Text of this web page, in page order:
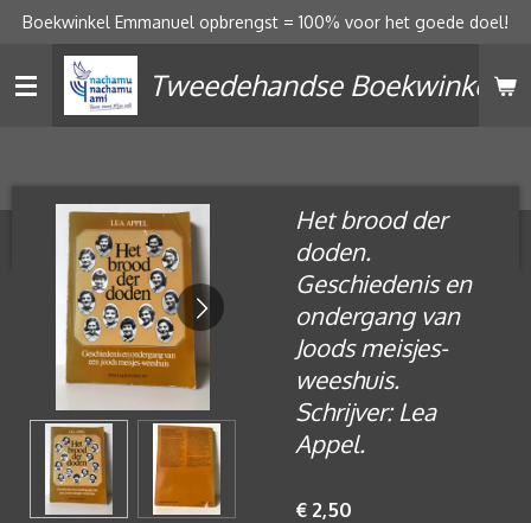
Ga
naar
hoofdinhoud
Tweedehandse Boekwinkel
Boekwinkel Emmanuel opbrengst = 100% voor het goede doel!
Het brood der
doden.
Geschiedenis en
ondergang van
Joods meisjes-
weeshuis.
Schrijver: Lea
Appel.
€ 2,50